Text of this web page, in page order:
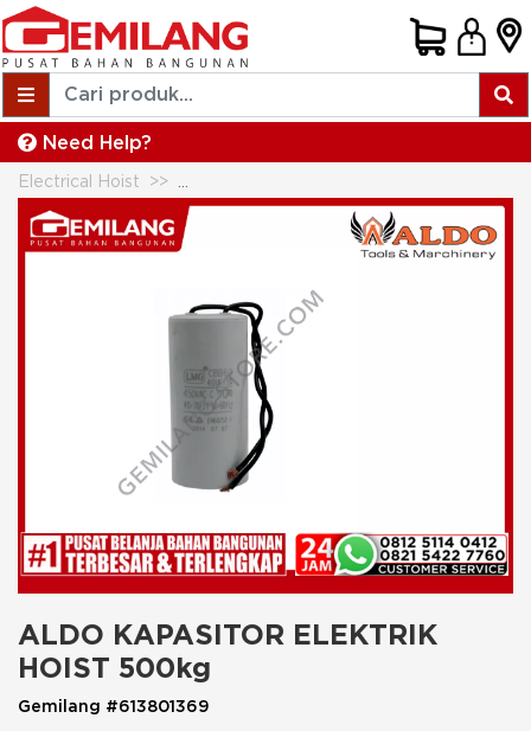
Need Help?
Electrical Hoist
ALDO KAPASITOR ELEKTRIK
HOIST 500kg
Gemilang #613801369